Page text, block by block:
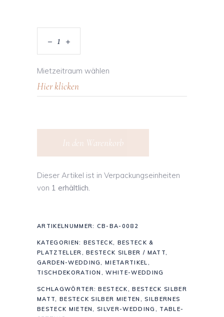
Mietzeitraum wählen
In den Warenkorb
Dieser Artikel ist in Verpackungseinheiten
von 1 erhältlich.
ARTIKELNUMMER: CB-BA-0082
KATEGORIEN: BESTECK, BESTECK &
PLATZTELLER,BESTECK SILBER / MATT,
GARDEN-WEDDING,MIETARTIKEL,
TISCHDEKORATION ,WHITE-WEDDING
SCHLAGWÖRTER:BESTECK,BESTECK SILBER
MATT, BESTECK SILBER MIETEN , SILBERNES
BESTECK MIETEN, SILVER-WEDDING , TABLE-